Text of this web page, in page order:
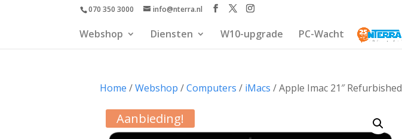
070 350 3000 info@nterra.nl
Webshop Diensten W10-upgrade PC-Wacht
Home /Webshop /Computers / iMacs / Apple Imac 21″ Refurbished
Aanbieding!